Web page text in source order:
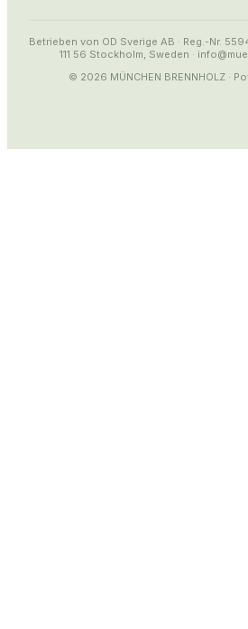
Betrieben von OD Sverige AB · Reg.-Nr.
111 56 Stockholm, Sweden ·
© 2026 MÜNCHEN BRENNHOLZ·